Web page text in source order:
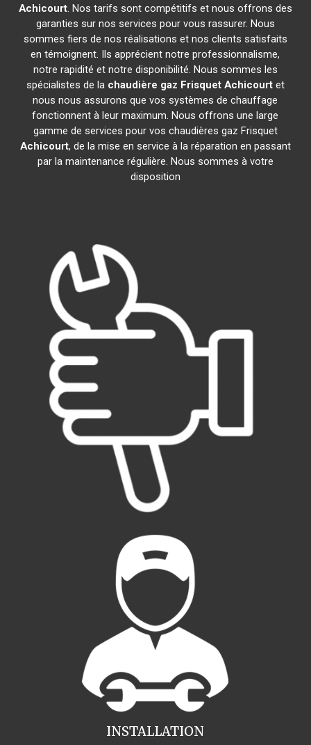
Achicourt. Nos tarifs sont compétitifs et nous offrons des
garanties sur nos services pour vous rassurer. Nous
sommes fiers de nos réalisations et nos clients satisfaits
en témoignent. Ils apprécient notre professionnalisme,
notre rapidité et notre disponibilité. Nous sommes les
spécialistes de la chaudière gaz Frisquet Achicourtet
nous nous assurons que vos systèmes de chauffage
fonctionnent à leur maximum. Nous offrons une large
gamme de services pour vos chaudières gaz Frisquet
Achicourt, de la mise en service à la réparation en passant
par la maintenance régulière. Nous sommes à votre
disposition
INSTALLATION